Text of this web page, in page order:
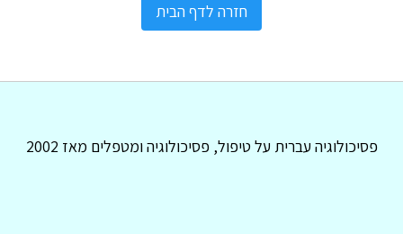
חזרה לדף הבית
פסיכולוגיה עברית על טיפול, פסיכולוגיה ומטפלים מאז 2002